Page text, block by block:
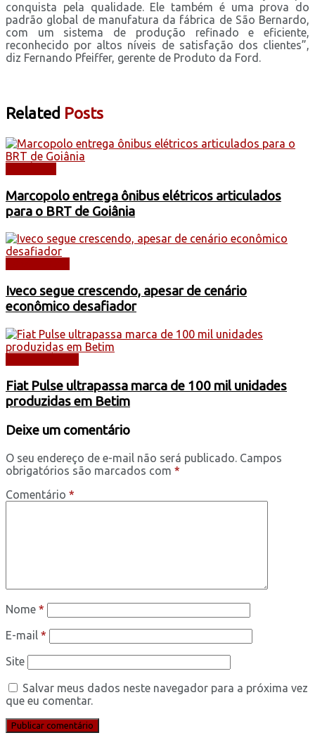
conquista pela qualidade. Ele também é uma prova do
padrão global de manufatura da fábrica de São Bernardo,
com um sistema de produção refinado e eficiente,
reconhecido por altos níveis de satisfação dos clientes”,
diz Fernando Pfeiffer, gerente de Produto da Ford.
Related Posts
Marcopolo entrega ônibus elétricos articulados
para o BRT de Goiânia
Iveco segue crescendo, apesar de cenário
econômico desafiador
Fiat Pulse ultrapassa marca de 100 mil unidades
produzidas em Betim
Deixe um comentário
O seu endereço de e-mail não será publicado. Campos
obrigatórios são marcados com *
Comentário *
Nome *
E-mail *
Site
Salvar meus dados neste navegador para a próxima vez
que eu comentar.